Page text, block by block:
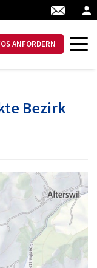
ANFORDERN
Bezirk